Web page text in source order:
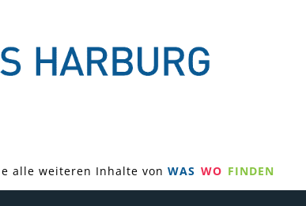
alle weiteren Inhalte von WAS WO FINDEN